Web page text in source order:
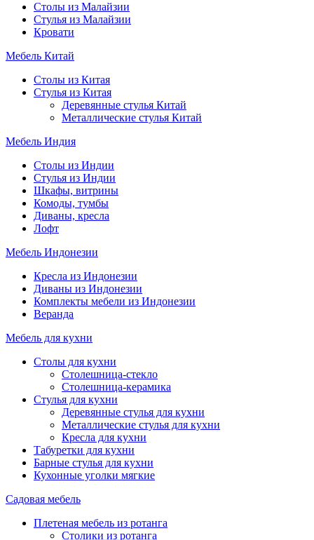
Столы из Малайзии
Стулья из Малайзии
Кровати
Мебель Китай
Столы из Китая
Стулья из Китая
Деревянные стулья Китай
Металлические стулья Китай
Мебель Индия
Столы из Индии
Стулья из Индии
Шкафы, витрины
Комоды, тумбы
Диваны, кресла
Лофт
Мебель Индонезии
Кресла из Индонезии
Диваны из Индонезии
Комплекты мебели из Индонезии
Веранда
Мебель для кухни
Столы для кухни
Столешница-стекло
Столешница-керамика
Стулья для кухни
Деревянные стулья для кухни
Металлические стулья для кухни
Кресла для кухни
Табуретки для кухни
Барные стулья для кухни
Кухонные уголки мягкие
Садовая мебель
Плетеная мебель из ротанга
Столики из ротанга